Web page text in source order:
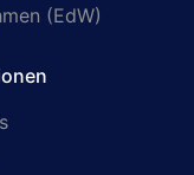
(EdW)